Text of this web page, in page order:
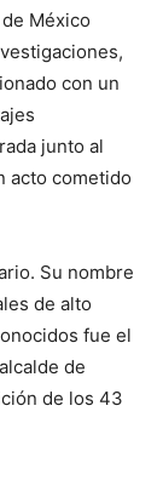
México
con un
junto al
acto cometido
Su nombre
de alto
fue el
de
de los 43